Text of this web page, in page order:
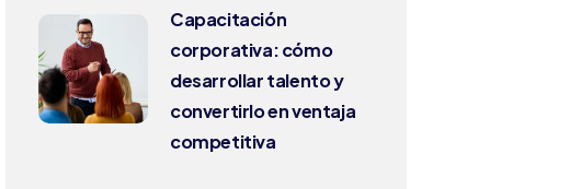
Capacitación
corporativa: cómo
desarrollar talento y
convertirlo en ventaja
competitiva